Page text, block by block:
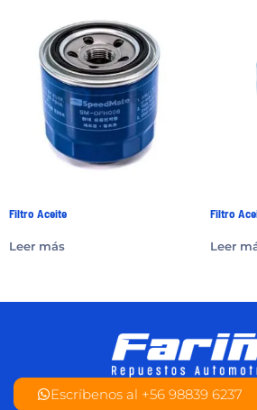
Filtro Aceite
Leer más
Filtro
Leer
Escríbenos al +56 98839 6237